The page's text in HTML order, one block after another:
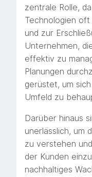
zentrale Rolle,
Technologien oft
und zur
Unternehmen,
effektiv zu
Planungen
gerüstet, um
Umfeld zu
Darüber hinaus
unerlässlich, um
zu verstehen
der Kunden
nachhaltiges